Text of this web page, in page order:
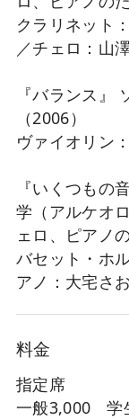
クラリネット
／チェロ：山
『バランス』
（2006）
ヴァイオリン
『いくつもの
学（アルケオ
ェロ、ピアノ
バセット・ホ
アノ：大宅さ
料金
指定席
一般3,000 学